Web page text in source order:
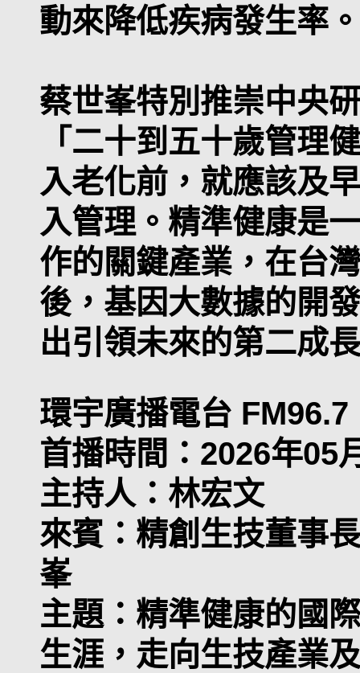
動來降低疾病發生率。
蔡世峯特別推崇中央
「二十到五十歲管理
入老化前，就應該及
入管理。精準健康是
作的關鍵產業，在台
後，基因大數據的開
出引領未來的第二成
環宇廣播電台
首播時間：2026年05
主持人：林宏文
來賓：精創生技董事
峯
主題：精準健康的國
生涯，走向生技產業